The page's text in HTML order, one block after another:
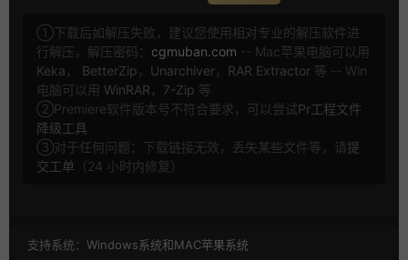
①下载后如解压失败，建议您使用相对专业的解压软件进
行解压，解压密码： cgmuban.com -- Mac苹果电脑可以用
Keka ， BetterZip ， Unarchiver， RAR Extractor 等 -- Win
电脑可以用 WinRAR ， 7-Zip 等
②Premiere软件版本号不符合要求，可以尝试Pr工程文件
降级工具
③对于任何问题：下载链接无效，丢失某些文件等，请提
交工单 （24 小时内修复）
支持系统： Windows系统和MAC苹果系统